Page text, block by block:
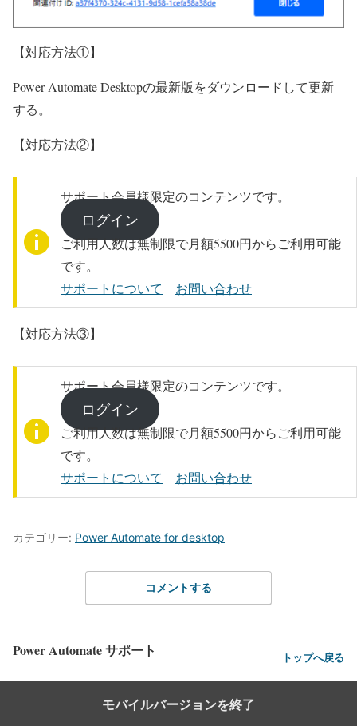
【対応方法①】
Power Automate Desktopの最新版をダウンロードして更新
する。
【対応方法②】
サポート会員様限定のコンテンツです。
ログイン
ご利用人数は無制限で月額5500円からご利用可能
です。
サポートについて
お問い合わせ
【対応方法③】
サポート会員様限定のコンテンツです。
ログイン
ご利用人数は無制限で月額5500円からご利用可能
です。
サポートについて
お問い合わせ
カテゴリー: Power Automate for desktop
コメントする
Power Automate サポート トップへ戻る
モバイルバージョンを終了